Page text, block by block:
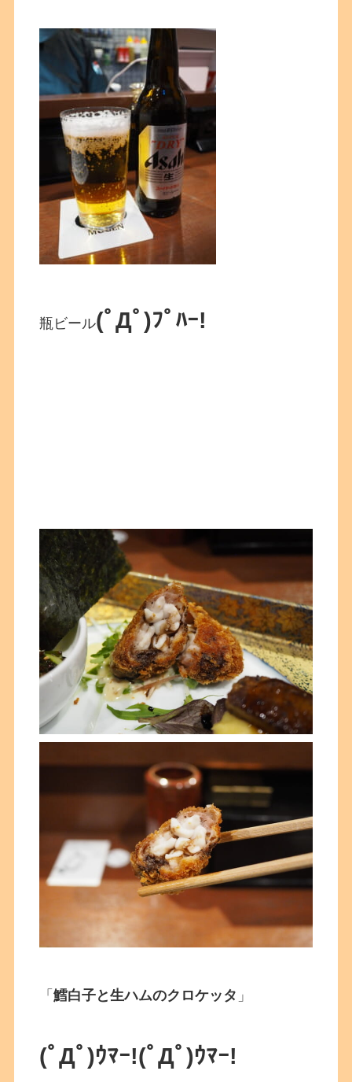
瓶ビール(ﾟДﾟ)ﾌﾟﾊｰ!
「鱈白子と生ハムのクロケッタ 」
(ﾟДﾟ)ｳﾏｰ!(ﾟДﾟ)ｳﾏｰ!